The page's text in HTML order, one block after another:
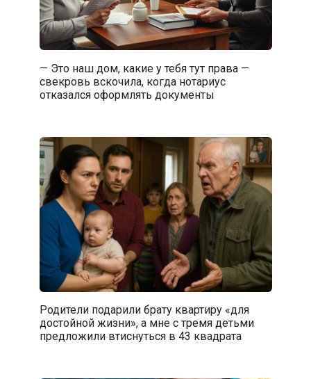
— Это наш дом, какие у тебя тут права —
свекровь вскочила, когда нотариус
отказался оформлять документы
Родители подарили брату квартиру «для
достойной жизни», а мне с тремя детьми
предложили втиснуться в 43 квадрата